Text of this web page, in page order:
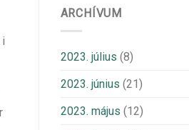
ARCHÍVUM
2023. július (8)
2023. június (21)
2023. május (12)